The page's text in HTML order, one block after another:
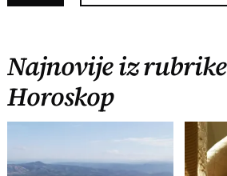
Najnovije iz rubrike
Horoskop